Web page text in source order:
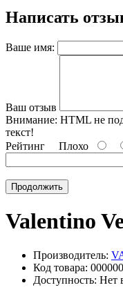
Написать
Ваше имя:
Ваш отзыв
Внимание: HTML не
текст!
Рейтинг Плохо
Продолжить
Valentino
Производитель:
Код товара:
Доступность: Нет